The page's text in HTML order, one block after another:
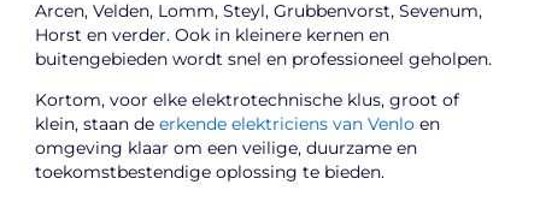
Arcen, Velden, Lomm, Steyl, Grubbenvorst, Sevenum,
Horst en verder. Ook in kleinere kernen en
buitengebieden wordt snel en professioneel geholpen.
Kortom, voor elke elektrotechnische klus, groot of
klein, staan deerkende elektriciens van Venlo en
omgeving klaar om een veilige, duurzame en
toekomstbestendige oplossing te bieden.